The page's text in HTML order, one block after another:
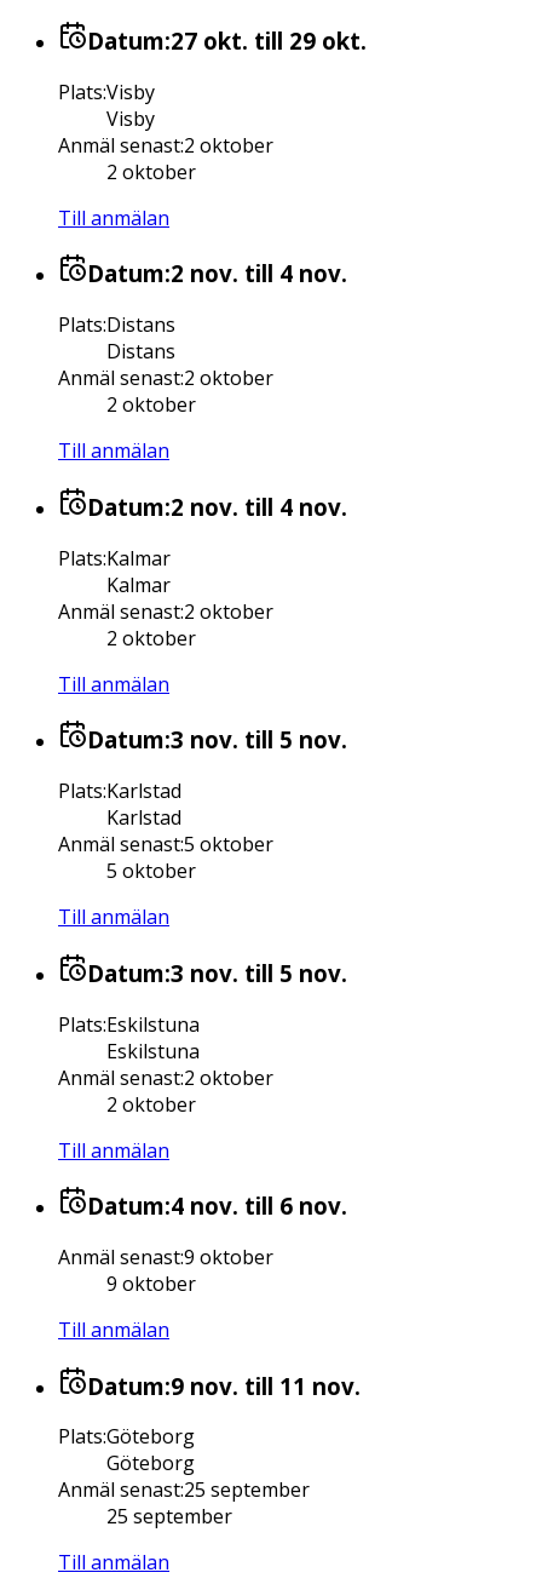
Datum:27 okt. till 29 okt.
Plats:Visby
Visby
Anmäl senast:2 oktober
2 oktober
Till anmälan
Datum:2 nov. till 4 nov.
Plats:Distans
Distans
Anmäl senast:2 oktober
2 oktober
Till anmälan
Datum:2 nov. till 4 nov.
Plats:Kalmar
Kalmar
Anmäl senast:2 oktober
2 oktober
Till anmälan
Datum:3 nov. till 5 nov.
Plats:Karlstad
Karlstad
Anmäl senast:5 oktober
5 oktober
Till anmälan
Datum:3 nov. till 5 nov.
Plats:Eskilstuna
Eskilstuna
Anmäl senast:2 oktober
2 oktober
Till anmälan
Datum:4 nov. till 6 nov.
Anmäl senast:9 oktober
9 oktober
Till anmälan
Datum:9 nov. till 11 nov.
Plats:Göteborg
Göteborg
Anmäl senast:25 september
25 september
Till anmälan